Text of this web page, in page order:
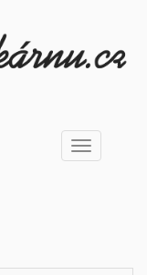
Toggle
navigation